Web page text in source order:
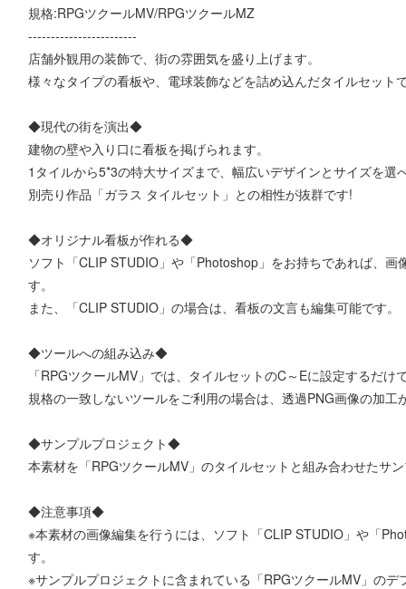
規格:RPGツクールMV/RPGツクールMZ
------------------------
店舗外観用の装飾で、街の雰囲気を盛り上げます。
様々なタイプの看板や、電球装飾などを詰め込んだタイルセット
◆現代の街を演出◆
建物の壁や入り口に看板を掲げられます。
1タイルから5*3の特大サイズまで、幅広いデザインとサイズを選
別売り作品「ガラス タイルセット」との相性が抜群です!
◆オリジナル看板が作れる◆
ソフト「CLIP STUDIO」や「Photoshop」をお持ちであれば、
す。
また、「CLIP STUDIO」の場合は、看板の文言も編集可能です。
◆ツールへの組み込み◆
「RPGツクールMV」では、タイルセットのC～Eに設定するだけ
規格の一致しないツールをご利用の場合は、透過PNG画像の加
◆サンプルプロジェクト◆
本素材を「RPGツクールMV」のタイルセットと組み合わせたサ
◆注意事項◆
※本素材の画像編集を行うには、ソフト「CLIP STUDIO」や「
す。
※サンプルプロジェクトに含まれている「RPGツクールMV」の